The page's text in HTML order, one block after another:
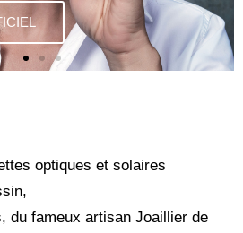
optiques et solaires
du fameux artisan Joaillier de